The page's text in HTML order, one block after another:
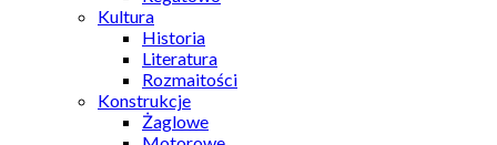
Kultura
Historia
Literatura
Rozmaitości
Konstrukcje
Żaglowe